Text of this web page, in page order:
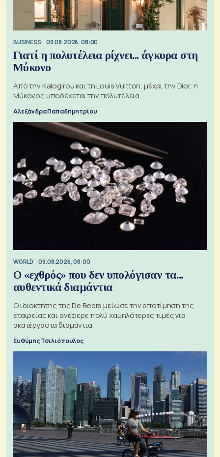
BUSINESS 09.08.2026, 08:00
Γιατί η πολυτέλεια ρίχνει... άγκυρα στη
Μύκονο
Από την Kalogirou και τη Louis Vuitton, μέχρι την Dior, η
Μύκονος υποδέχεται την πολυτέλεια
Αλεξάνδρα Παπαδημητρίου
WORLD 09.08.2026, 08:00
Ο «εχθρός» που δεν υπολόγισαν τα...
αυθεντικά διαμάντια
Ο ιδιοκτήτης της De Beers μείωσε την αποτίμηση της
εταιρείας και ανέφερε πολύ χαμηλότερες τιμές για
ακατέργαστα διαμάντια
Ευθύμης Τσιλιόπουλος